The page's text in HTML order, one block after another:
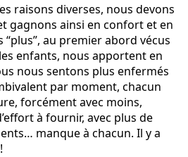
raisons diverses, nous devons
gagnons ainsi en confort et en
au premier abord vécus
enfants, nous apportent en
nous sentons plus enfermés
par moment, chacun
forcément avec moins,
à fournir, avec plus de
manque à chacun. Il y a